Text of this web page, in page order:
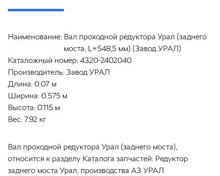
Наименование: Вал проходной редуктора Урал (заднего
моста, L=548,5 мм) (Завод УРАЛ)
Каталожный номер: 4320-2402040
Производитель: Завод УРАЛ
Длина: 0.07 м
Ширина: 0.575 м
Высота: 0.115 м
Вес: 7.92 кг
Вал проходной редуктора Урал (заднего моста),
относится к разделу Каталога запчастей: Редуктор
заднего моста Урал, производства АЗ УРАЛ